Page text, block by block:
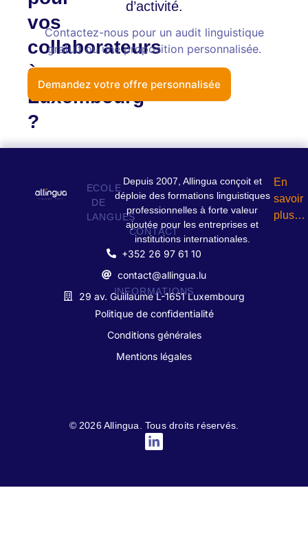
vos
collaborateurs
à
Luxembourg
?
d’activité.
Contactez-nous pour un audit linguistique
gratuit ou une proposition personnalisée.
Demandez votre offre personnalisée
ECOLE
DE
LANGUES
Depuis 2007, Allingua conçoit et
déploie des formations linguistiques
professionnelles à forte valeur
ajoutée pour les entreprises et
institutions internationales.
En
savoir
plus…
CONTACT
+352 26 97 61 10
contact@allingua.lu
29 av. Guillaume L-1651 Luxembourg
INFORMATIONS
Politique de confidentialité
Conditions générales
Mentions légales
© 2026 Allingua. Tous droits réservés.